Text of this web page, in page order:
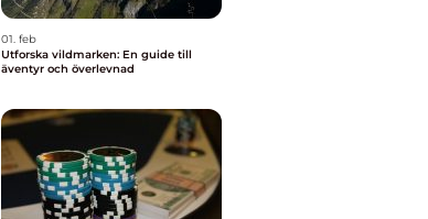
01. feb
Utforska vildmarken: En guide till
äventyr och överlevnad